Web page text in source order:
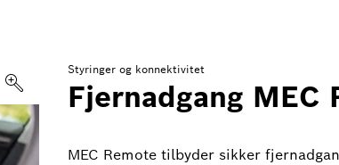
Styringer og konnektivitet
Fjernadgang MEC
MEC Remote tilbyder sikker